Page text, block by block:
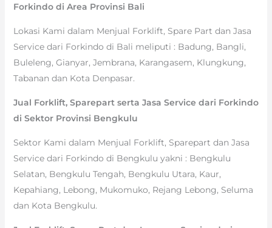
Forkindo di Area Provinsi Bali
Lokasi Kami dalam Menjual Forklift, Spare Part dan Jasa
Service dari Forkindo di Bali meliputi : Badung, Bangli,
Buleleng, Gianyar, Jembrana, Karangasem, Klungkung,
Tabanan dan Kota Denpasar.
Jual Forklift, Sparepart serta Jasa Service dari Forkindo
di Sektor Provinsi Bengkulu
Sektor Kami dalam Menjual Forklift, Sparepart dan Jasa
Service dari Forkindo di Bengkulu yakni : Bengkulu
Selatan, Bengkulu Tengah, Bengkulu Utara, Kaur,
Kepahiang, Lebong, Mukomuko, Rejang Lebong, Seluma
dan Kota Bengkulu.